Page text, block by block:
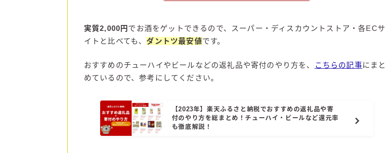
実質2,000円 でお酒をゲットできるので、スーパー・ディスカウントストア・各ECサ
イトと比べても、ダントツ最安値です。
おすすめのチューハイやビールなどの返礼品や寄付のやり方を、 こちらの記事にまと
めているので、参考にしてください。
【2023年】楽天ふるさと納税でおすすめの返礼品や寄
付のやり方を総まとめ！チューハイ・ビールなど還元率
も徹底解説！